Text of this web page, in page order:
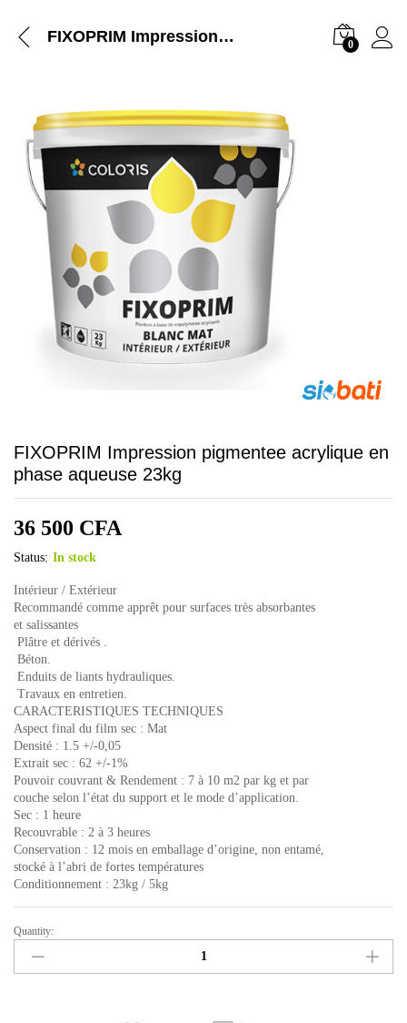
FIXOPRIM Impression pigmentee acrylique en phase aqueuse 23kg 0
FIXOPRIM Impression pigmentee acrylique en
phase aqueuse 23kg
36 500 CFA
Status: In stock
Intérieur / Extérieur
Recommandé comme apprêt pour surfaces très absorbantes
et salissantes
 Plâtre et dérivés .
 Béton.
 Enduits de liants hydrauliques.
 Travaux en entretien.
CARACTERISTIQUES TECHNIQUES
Aspect final du film sec : Mat
Densité : 1.5 +/-0,05
Extrait sec : 62 +/-1%
Pouvoir couvrant & Rendement : 7 à 10 m2 par kg et par
couche selon l’état du support et le mode d’application.
Sec : 1 heure
Recouvrable : 2 à 3 heures
Conservation : 12 mois en emballage d’origine, non entamé,
stocké à l’abri de fortes températures
Conditionnement : 23kg / 5kg
FIXOPRIM
Impression
pigmentee
Quantity: